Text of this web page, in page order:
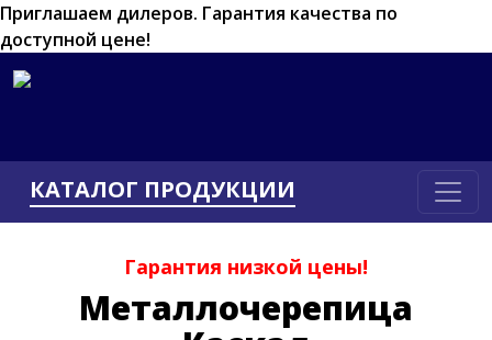
Приглашаем дилеров. Гарантия качества по
доступной цене!
КАТАЛОГ ПРОДУКЦИИ
Гарантия низкой цены!
Металлочерепица